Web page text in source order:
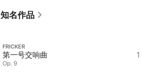
知名作品
FRICKER
第一号交响曲
Op. 9
1